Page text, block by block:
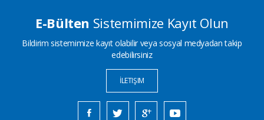
E-Bülten Sistemimize Kayıt Olun
Bildirim sistemimize kayıt olabilir veya sosyal medyadan takip
edebilirsiniz
İLETIŞIM